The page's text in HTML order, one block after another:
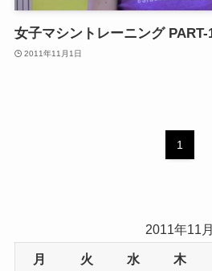
女子マシントレーニング
2011年11月1日
1
2011年11月
月 火 水 木